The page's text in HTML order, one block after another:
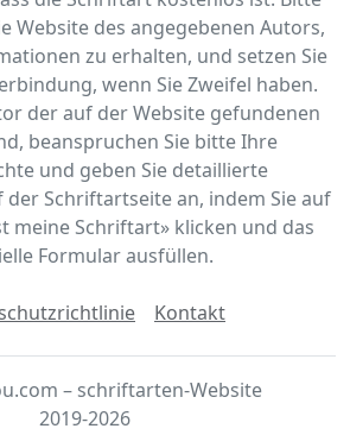
Website des angegebenen Autors,
zu erhalten, und setzen Sie
wenn Sie Zweifel haben.
der auf der Website gefundenen
beanspruchen Sie bitte Ihre
und geben Sie detaillierte
Schriftartseite an, indem Sie auf
meine Schriftart» klicken und das
Formular ausfüllen.
Kontakt
– schriftarten-Website
2019-2026